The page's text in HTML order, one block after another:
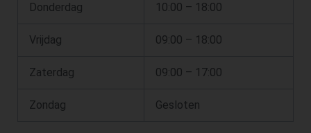
Donderdag 10:00 – 18:00
Vrijdag 09:00 – 18:00
Zaterdag 09:00 – 17:00
Zondag Gesloten